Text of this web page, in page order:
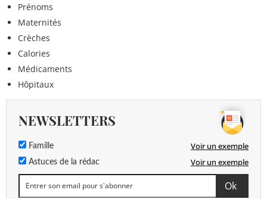
Prénoms
Maternités
Crèches
Calories
Médicaments
Hôpitaux
NEWSLETTERS
Famille Voir un exemple
Astuces de la rédac Voir un exemple